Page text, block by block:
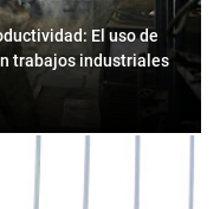
El uso de
trabajos industriales